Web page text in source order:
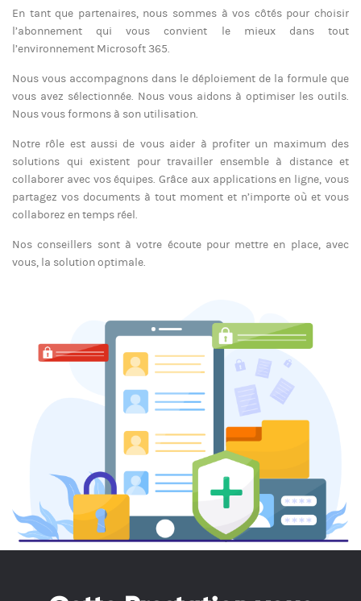
En tant que partenaires, nous sommes à vos côtés pour choisir
l’abonnement qui vous convient le mieux dans tout
l’environnement Microsoft 365.
Nous vous accompagnons dans le déploiement de la formule que
vous avez sélectionnée. Nous vous aidons à optimiser les outils.
Nous vous formons à son utilisation.
Notre rôle est aussi de vous aider à profiter un maximum des
solutions qui existent pour travailler ensemble à distance et
collaborer avec vos équipes. Grâce aux applications en ligne, vous
partagez vos documents à tout moment et n’importe où et vous
collaborez en temps réel.
Nos conseillers sont à votre écoute pour mettre en place, avec
vous, la solution optimale.